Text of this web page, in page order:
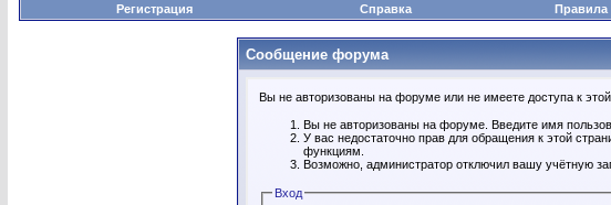
Регистрация
Справка Правила
Сообщение форума
Вы не авторизованы на форуме или не имеете доступа к
Вы не авторизованы на форуме. Введите имя
У вас недостаточно прав для обращения к этой
функциям.
Возможно, администратор отключил вашу учётную
Вход